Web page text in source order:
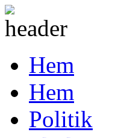
Hem
Hem
Politik